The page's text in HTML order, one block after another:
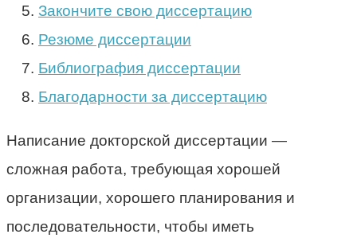
Закончите свою диссертацию
Резюме диссертации
Библиография диссертации
Благодарности за диссертацию
Написание докторской диссертации —
сложная работа, требующая хорошей
организации, хорошего планирования и
последовательности, чтобы иметь